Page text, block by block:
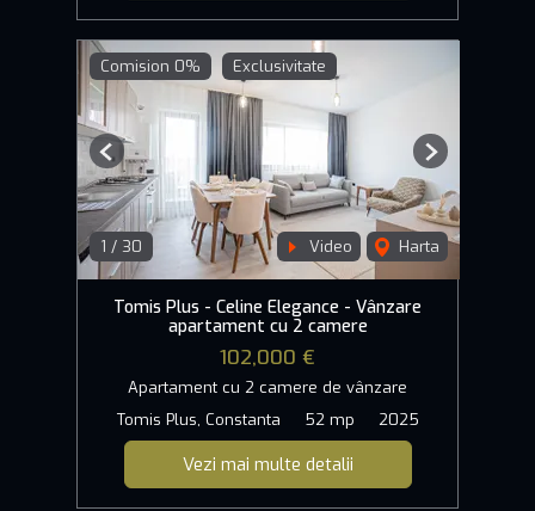
Comision 0% Exclusivitate
1 / 30 Video Harta
Previous Next
Tomis Plus - Celine Elegance - Vânzare
apartament cu 2 camere
102,000 €
Apartament cu 2 camere de vânzare
Tomis Plus, Constanta
52 mp 2025
Vezi mai multe detalii